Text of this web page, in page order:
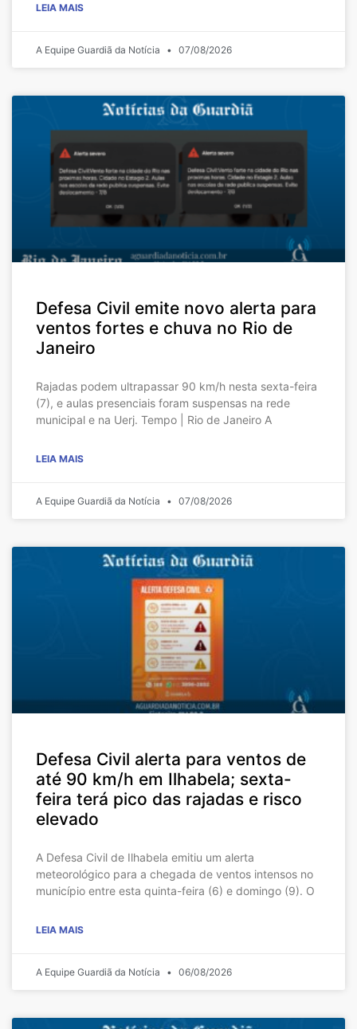
LEIA MAIS
A Equipe Guardiã da Notícia 07/08/2026
Defesa Civil emite novo alerta para
ventos fortes e chuva no Rio de
Janeiro
Rajadas podem ultrapassar 90 km/h nesta sexta-feira
(7), e aulas presenciais foram suspensas na rede
municipal e na Uerj. Tempo | Rio de Janeiro A
LEIA MAIS
A Equipe Guardiã da Notícia 07/08/2026
Defesa Civil alerta para ventos de
até 90 km/h em Ilhabela; sexta-
feira terá pico das rajadas e risco
elevado
A Defesa Civil de Ilhabela emitiu um alerta
meteorológico para a chegada de ventos intensos no
município entre esta quinta-feira (6) e domingo (9). O
LEIA MAIS
A Equipe Guardiã da Notícia 06/08/2026